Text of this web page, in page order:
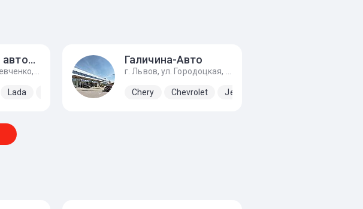
Харьковский автоцентр
Lada
Галичина-Авто
Chery Chevrolet Jeep